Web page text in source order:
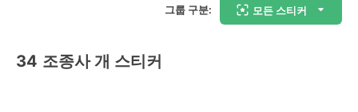
그룹 구분: 모든 스티커
34 조종사 개 스티커